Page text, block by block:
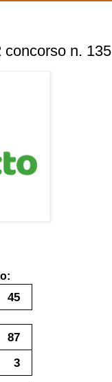
concorso n. 135
45
87
3